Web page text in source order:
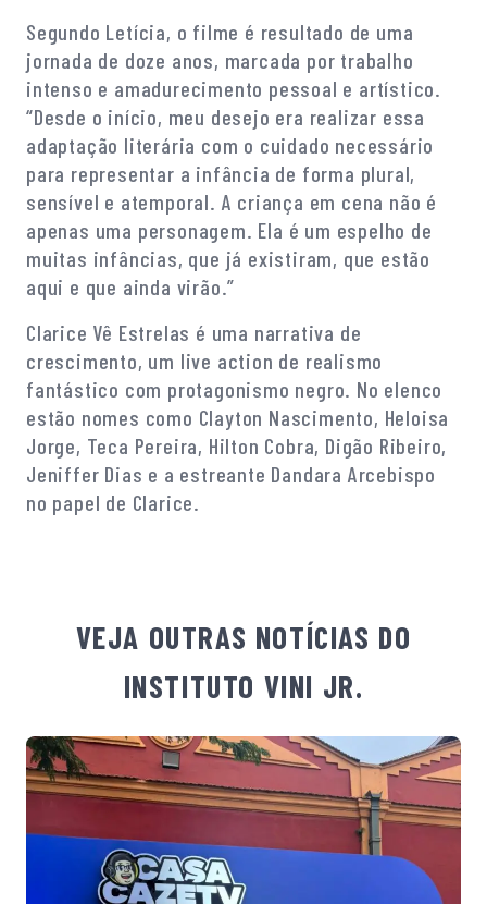
Segundo Letícia, o filme é resultado de uma
jornada de doze anos, marcada por trabalho
intenso e amadurecimento pessoal e artístico.
“Desde o início, meu desejo era realizar essa
adaptação literária com o cuidado necessário
para representar a infância de forma plural,
sensível e atemporal. A criança em cena não é
apenas uma personagem. Ela é um espelho de
muitas infâncias, que já existiram, que estão
aqui e que ainda virão.”
Clarice Vê Estrelas é uma narrativa de
crescimento, um live action de realismo
fantástico com protagonismo negro. No elenco
estão nomes como Clayton Nascimento, Heloisa
Jorge, Teca Pereira, Hilton Cobra, Digão Ribeiro,
Jeniffer Dias e a estreante Dandara Arcebispo
no papel de Clarice.
VEJA OUTRAS NOTÍCIAS DO
INSTITUTO VINI JR.